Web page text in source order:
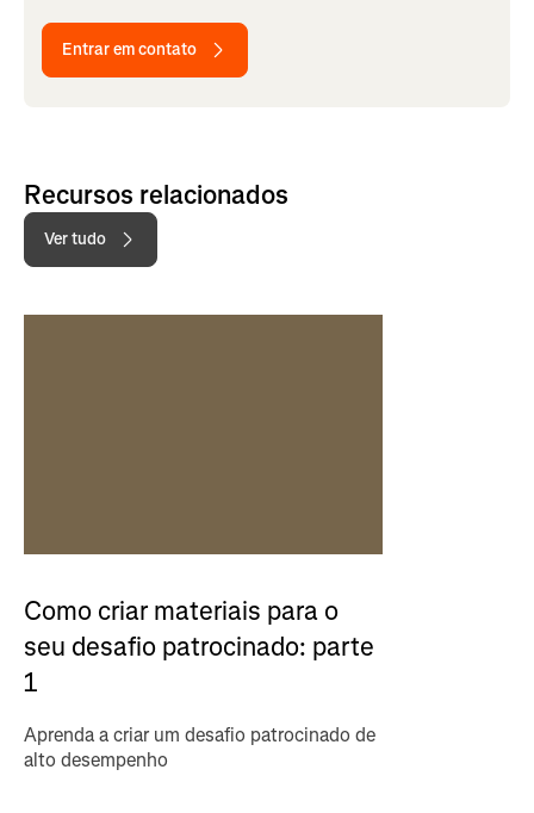
Entrar em contato
Recursos relacionados
Ver tudo
Como criar materiais para o
seu desafio patrocinado: parte
1
Aprenda a criar um desafio patrocinado de
alto desempenho